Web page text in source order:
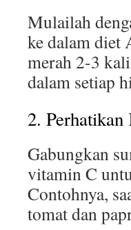
Mulailah
ke dalam diet
merah 2-3
dalam setiap
2.
Gabungkan
vitamin C
Contohnya,
tomat dan